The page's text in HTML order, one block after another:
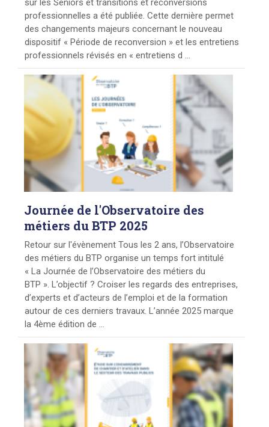
sur les Seniors et transitions et reconversions
professionnelles a été publiée. Cette dernière permet
des changements majeurs concernant le nouveau
dispositif « Période de reconversion » et les entretiens
professionnels révisés en « entretiens d ...
Journée de l'Observatoire des
métiers du BTP 2025
Retour sur l'évènement Tous les 2 ans, l’Observatoire
des métiers du BTP organise un temps fort intitulé
« La Journée de l’Observatoire des métiers du
BTP ». L’objectif ? Croiser les regards des entreprises,
d’experts et d’acteurs de l’emploi et de la formation
autour de ces derniers travaux. L’année 2025 marque
la 4ème édition de ...